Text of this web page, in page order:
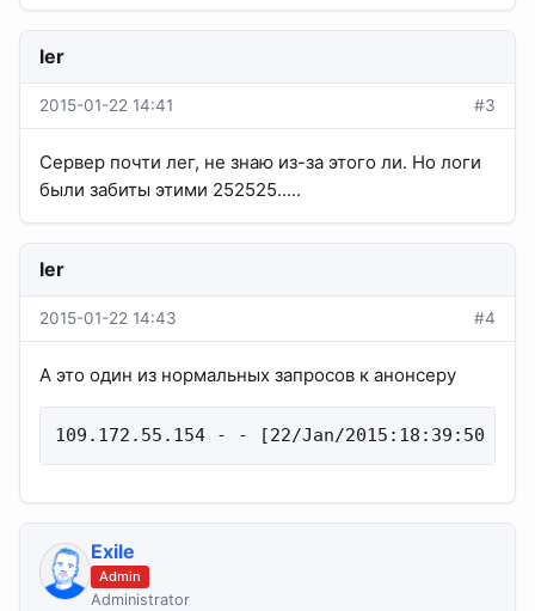
ler
2015-01-22 14:41 #3
Сервер почти лег, не знаю из-за этого ли. Но логи
были забиты этими 252525.....
ler
2015-01-22 14:43 #4
А это один из нормальных запросов к анонсеру
109.172.55.154 - - [22/Jan/2015:18:39:50 +0400]
Exile
Admin
Administrator